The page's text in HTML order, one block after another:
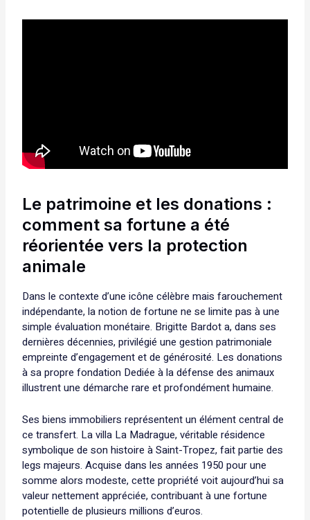
Le patrimoine et les donations :
comment sa fortune a été
réorientée vers la protection
animale
Dans le contexte d’une icône célèbre mais farouchement
indépendante, la notion de fortune ne se limite pas à une
simple évaluation monétaire. Brigitte Bardot a, dans ses
dernières décennies, privilégié une gestion patrimoniale
empreinte d’engagement et de générosité. Les donations
à sa propre fondation Dediée à la défense des animaux
illustrent une démarche rare et profondément humaine.
Ses biens immobiliers représentent un élément central de
ce transfert. La villa La Madrague, véritable résidence
symbolique de son histoire à Saint-Tropez, fait partie des
legs majeurs. Acquise dans les années 1950 pour une
somme alors modeste, cette propriété voit aujourd’hui sa
valeur nettement appréciée, contribuant à une fortune
potentielle de plusieurs millions d’euros.